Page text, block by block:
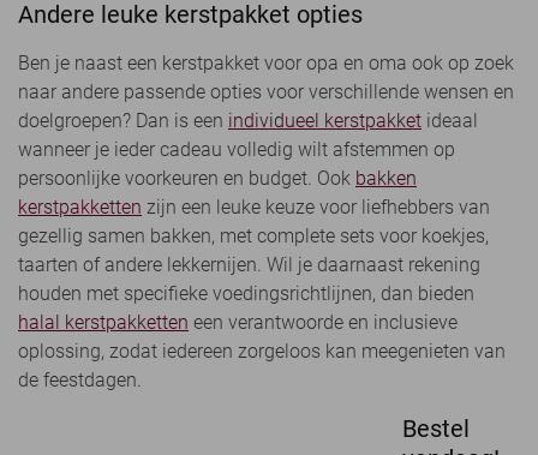
Andere leuke kerstpakket opties
Ben je naast een kerstpakket voor opa en oma ook op zoek
naar andere passende opties voor verschillende wensen en
doelgroepen? Dan is een individueel kerstpakket ideaal
wanneer je ieder cadeau volledig wilt afstemmen op
persoonlijke voorkeuren en budget. Ook bakken
kerstpakketten zijn een leuke keuze voor liefhebbers van
gezellig samen bakken, met complete sets voor koekjes,
taarten of andere lekkernijen. Wil je daarnaast rekening
houden met specifieke voedingsrichtlijnen, dan bieden
halal kerstpakketten een verantwoorde en inclusieve
oplossing, zodat iedereen zorgeloos kan meegenieten van
de feestdagen.
Bestel